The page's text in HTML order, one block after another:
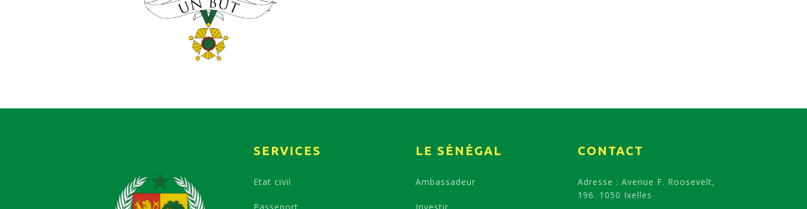
SERVICES
Etat civil
LE SÉNÉGAL
Ambassadeur
CONTACT
Adresse : Avenue F. Roosevelt,
196. 1050 Ixelles